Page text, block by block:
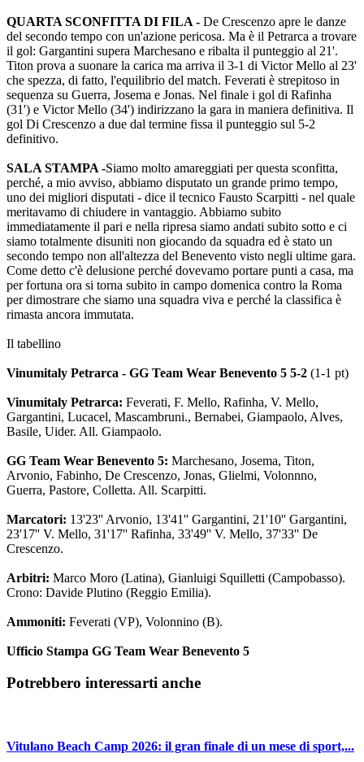
QUARTA SCONFITTA DI FILA - De Crescenzo apre le danze
del secondo tempo con un'azione pericosa. Ma è il Petrarca a trovare
il gol: Gargantini supera Marchesano e ribalta il punteggio al 21'.
Titon prova a suonare la carica ma arriva il 3-1 di Victor Mello al 23'
che spezza, di fatto, l'equilibrio del match. Feverati è strepitoso in
sequenza su Guerra, Josema e Jonas. Nel finale i gol di Rafinha
(31') e Victor Mello (34') indirizzano la gara in maniera definitiva. Il
gol Di Crescenzo a due dal termine fissa il punteggio sul 5-2
definitivo.
SALA STAMPA -Siamo molto amareggiati per questa sconfitta,
perché, a mio avviso, abbiamo disputato un grande primo tempo,
uno dei migliori disputati - dice il tecnico Fausto Scarpitti - nel quale
meritavamo di chiudere in vantaggio. Abbiamo subito
immediatamente il pari e nella ripresa siamo andati subito sotto e ci
siamo totalmente disuniti non giocando da squadra ed è stato un
secondo tempo non all'altezza del Benevento visto negli ultime gara.
Come detto c'è delusione perché dovevamo portare punti a casa, ma
per fortuna ora si torna subito in campo domenica contro la Roma
per dimostrare che siamo una squadra viva e perché la classifica è
rimasta ancora immutata.
Il tabellino
Vinumitaly Petrarca - GG Team Wear Benevento 5 5-2 (1-1 pt)
Vinumitaly Petrarca: Feverati, F. Mello, Rafinha, V. Mello,
Gargantini, Lucacel, Mascambruni., Bernabei, Giampaolo, Alves,
Basile, Uider. All. Giampaolo.
GG Team Wear Benevento 5: Marchesano, Josema, Titon,
Arvonio, Fabinho, De Crescenzo, Jonas, Glielmi, Volonnno,
Guerra, Pastore, Colletta. All. Scarpitti.
Marcatori: 13'23'' Arvonio, 13'41'' Gargantini, 21'10'' Gargantini,
23'17'' V. Mello, 31'17'' Rafinha, 33'49'' V. Mello, 37'33'' De
Crescenzo.
Arbitri: Marco Moro (Latina), Gianluigi Squilletti (Campobasso).
Crono: Davide Plutino (Reggio Emilia).
Ammoniti: Feverati (VP), Volonnino (B).
Ufficio Stampa GG Team Wear Benevento 5
Potrebbero interessarti anche
Vitulano Beach Camp 2026: il gran finale di un mese di sport,...